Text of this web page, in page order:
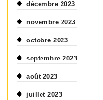
décembre 2023
novembre 2023
octobre 2023
septembre 2023
août 2023
juillet 2023